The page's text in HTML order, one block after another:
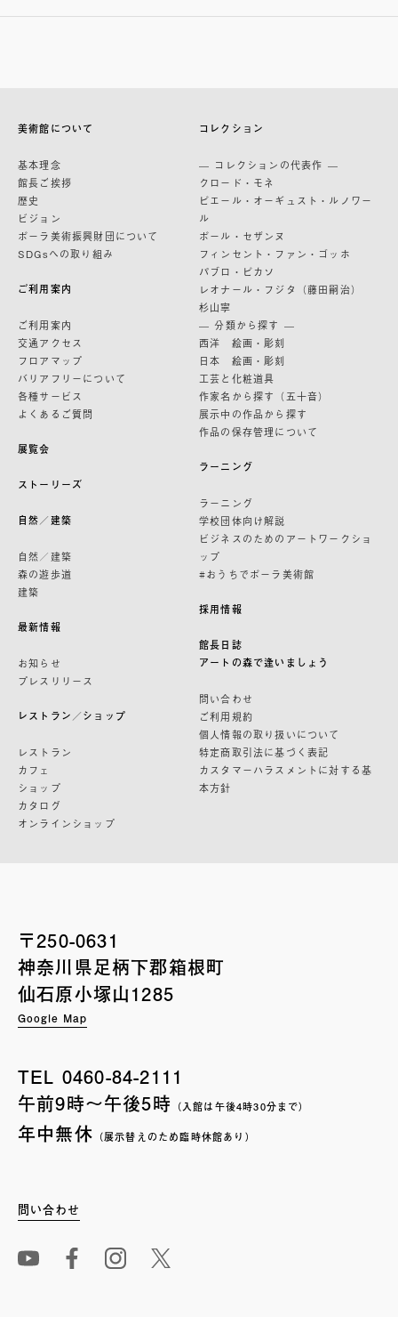
美術館について
基本理念
館長ご挨拶
歴史
ビジョン
ポーラ美術振興財団について
SDGsへの取り組み
ご利用案内
ご利用案内
交通アクセス
フロアマップ
バリアフリーについて
各種サービス
よくあるご質問
展覧会
ストーリーズ
自然／建築
自然／建築
森の遊歩道
建築
最新情報
お知らせ
プレスリリース
レストラン／ショップ
レストラン
カフェ
ショップ
カタログ
オンラインショップ
コレクション
— コレクションの代表作 —
クロード・モネ
ピエール・オーギュスト・ルノワー
ル
ポール・セザンヌ
フィンセント・ファン・ゴッホ
パブロ・ピカソ
レオナール・フジタ（藤田嗣治）
杉山寧
— 分類から探す —
西洋 絵画・彫刻
日本 絵画・彫刻
工芸と化粧道具
作家名から探す（五十音）
展示中の作品から探す
作品の保存管理について
ラーニング
ラーニング
学校団体向け解説
ビジネスのためのアートワークショ
ップ
#おうちでポーラ美術館
採用情報
館長日誌
アートの森で逢いましょう
問い合わせ
ご利用規約
個人情報の取り扱いについて
特定商取引法に基づく表記
カスタマーハラスメントに対する基
本方針
〒250-0631
神奈川県足柄下郡箱根町
仙石原小塚山1285
Google Map
TEL 0460-84-2111
午前9時〜午後5時 （入館は午後4時30分まで）
年中無休 （展示替えのため臨時休館あり）
問い合わせ